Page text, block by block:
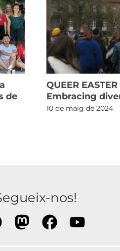
de
QUEER
Embracing
10 de maig de 2024
nos!